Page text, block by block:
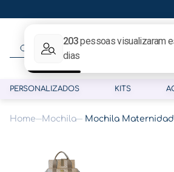
O que procura hoje?
PERSONALIZADOS KITS
Mochila Mochila
gestante